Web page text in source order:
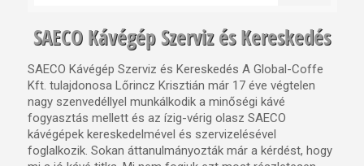
SAECO Kávégép Szerviz és Kereskedés
SAECO Kávégép Szerviz és Kereskedés A Global-Coffe
Kft. tulajdonosa Lőrincz Krisztián már 17 éve végtelen
nagy szenvedéllyel munkálkodik a minőségi kávé
fogyasztás mellett és az ízig-vérig olasz SAECO
kávégépek kereskedelmével és szervizelésével
foglalkozik. Sokan áttanulmányozták már a kérdést, hogy